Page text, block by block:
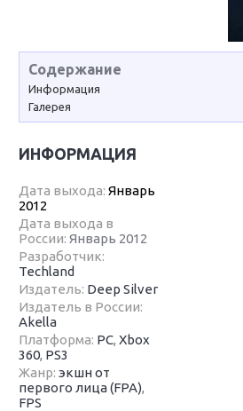
Содержание
Информация
Галерея
ИНФОРМАЦИЯ
Дата выхода:Январь
2012
Дата выхода в
России:Январь 2012
Разработчик:
Techland
Издатель: Deep Silver
Издатель в России:
Akella
Платформа: PC,Xbox
360, PS3
Жанр:экшн от
первого лица (FPA),
FPS